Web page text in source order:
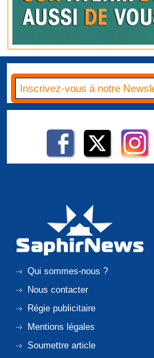
Qui sommes-nous ?
Nous contacter
Régie publicitaire
Mentions légales
Soumettre article